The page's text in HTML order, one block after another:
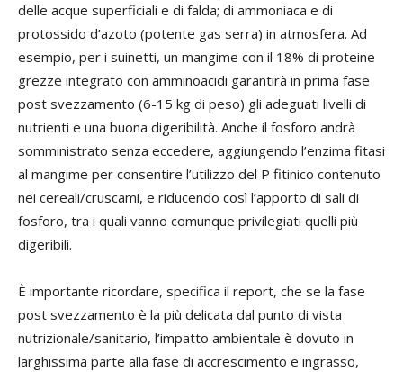
delle acque superficiali e di falda; di ammoniaca e di
protossido d’azoto (potente gas serra) in atmosfera. Ad
esempio, per i suinetti, un mangime con il 18% di proteine
grezze integrato con amminoacidi garantirà in prima fase
post svezzamento (6-15 kg di peso) gli adeguati livelli di
nutrienti e una buona digeribilità. Anche il fosforo andrà
somministrato senza eccedere, aggiungendo l’enzima fitasi
al mangime per consentire l’utilizzo del P fitinico contenuto
nei cereali/cruscami, e riducendo così l’apporto di sali di
fosforo, tra i quali vanno comunque privilegiati quelli più
digeribili.
È importante ricordare, specifica il report, che se la fase
post svezzamento è la più delicata dal punto di vista
nutrizionale/sanitario, l’impatto ambientale è dovuto in
larghissima parte alla fase di accrescimento e ingrasso,